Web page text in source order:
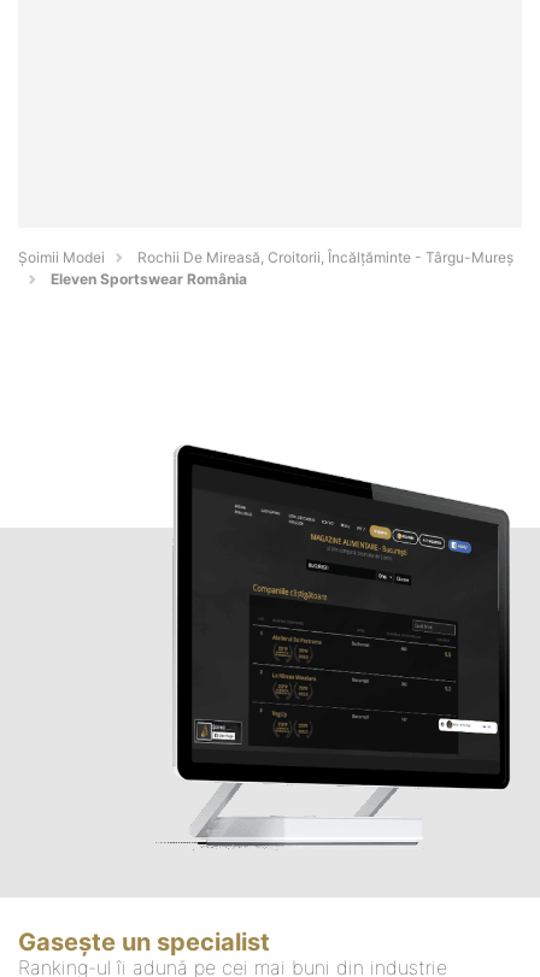
Șoimii Modei
Rochii De Mireasă, Croitorii, Încălțăminte - Târgu-Mureş
Eleven Sportswear România
Gasește un specialist
Ranking-ul îi adună pe cei mai buni din industrie